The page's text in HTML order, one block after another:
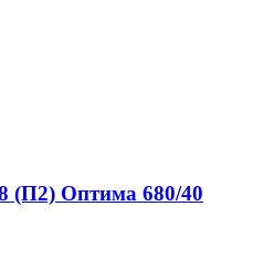
(П2) Оптима 680/40